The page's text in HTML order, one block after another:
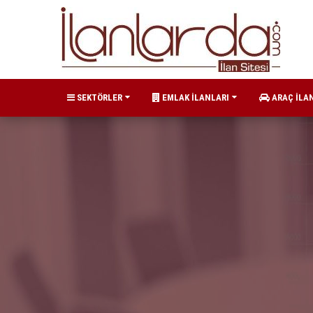
SEKTÖRLER EMLAK İLANLARI ARAÇ